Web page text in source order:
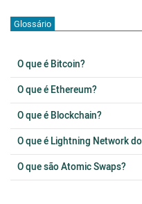
Glossário
O que é Bitcoin?
O que é Ethereum?
O que é Blockchain?
O que é Lightning Network
O que são Atomic Swaps?